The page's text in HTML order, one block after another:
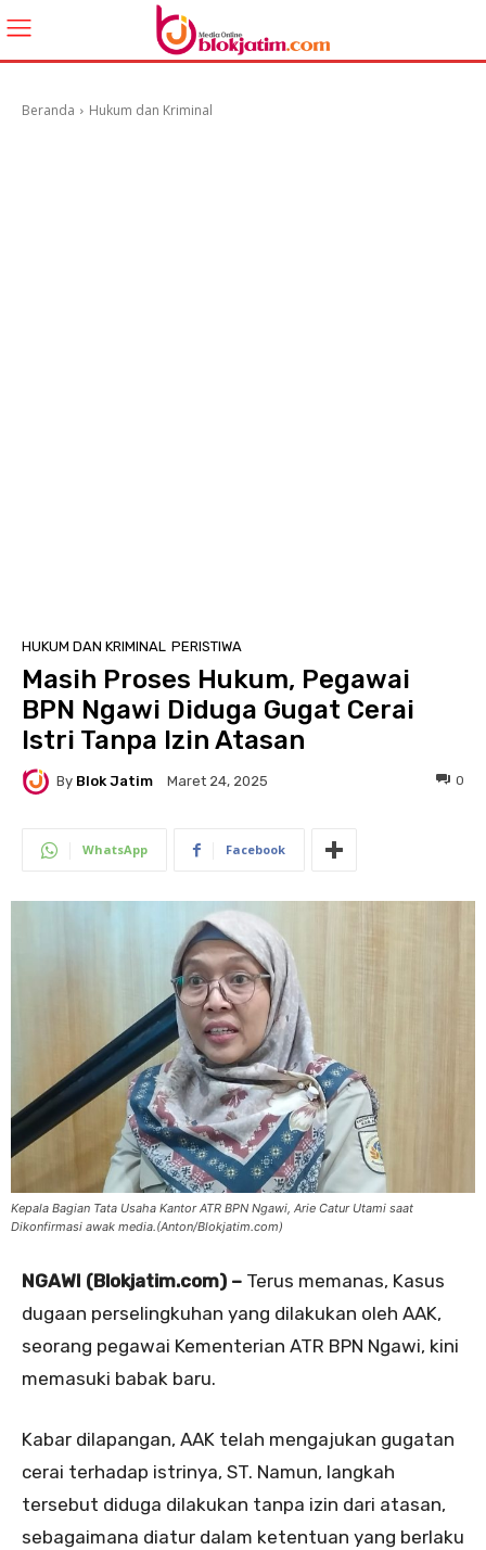
Beranda Hukum dan Kriminal
HUKUM DAN KRIMINAL PERISTIWA
Masih Proses Hukum, Pegawai
BPN Ngawi Diduga Gugat Cerai
Istri Tanpa Izin Atasan
By Blok Jatim Maret 24, 2025 0
WhatsApp Facebook
Kepala Bagian Tata Usaha Kantor ATR BPN Ngawi, Arie Catur Utami saat
Dikonfirmasi awak media.(Anton/Blokjatim.com)
NGAWI (Blokjatim.com) – Terus memanas, Kasus
dugaan perselingkuhan yang dilakukan oleh AAK,
seorang pegawai Kementerian ATR BPN Ngawi, kini
memasuki babak baru.
Kabar dilapangan, AAK telah mengajukan gugatan
cerai terhadap istrinya, ST. Namun, langkah
tersebut diduga dilakukan tanpa izin dari atasan,
sebagaimana diatur dalam ketentuan yang berlaku